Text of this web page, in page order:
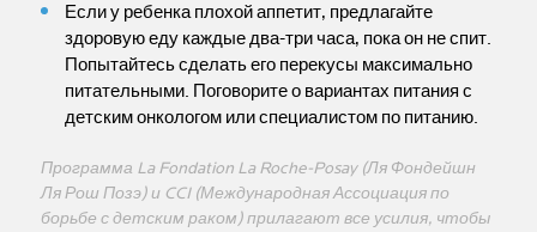
Если у ребенка плохой аппетит, предлагайте
здоровую еду каждые два-три часа, пока он не спит.
Попытайтесь сделать его перекусы максимально
питательными. Поговорите о вариантах питания с
детским онкологом или специалистом по питанию.
Программа La Fondation La Roche-Posay (Ля Фондейшн
Ля Рош Позэ) и CCI (Международная Ассоциация по
борьбе с детским раком) прилагают все усилия, чтобы